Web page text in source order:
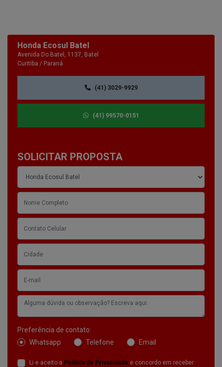
Honda Ecosul Batel
Avenida Do Batel, 1137, Batel
Curitiba / Paraná
(41) 3029-9929
(41) 99570-0151
SOLICITAR PROPOSTA
Preferência de contato:
Whatsapp
Telefone Email
Li e aceito a Política de Privacidade e concordo em receber